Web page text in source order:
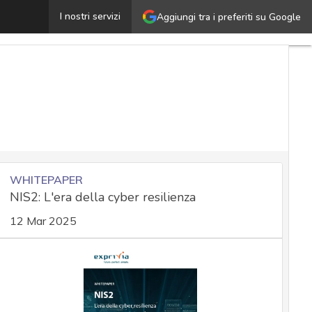
Aggiungi tra i preferiti su Google
I nostri servizi
Attacchi DoS e DDoS: modalità di difesa e contromisure
WHITEPAPER
NIS2: L'era della cyber resilienza
12 Mar 2025